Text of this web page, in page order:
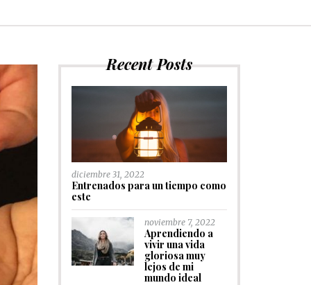
Recent Posts
diciembre 31, 2022
Entrenados para un tiempo como
este
noviembre 7, 2022
Aprendiendo a
vivir una vida
gloriosa muy
lejos de mi
mundo ideal